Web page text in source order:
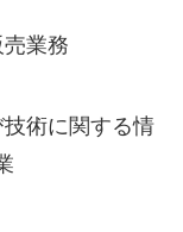
売業務
技術に関する情